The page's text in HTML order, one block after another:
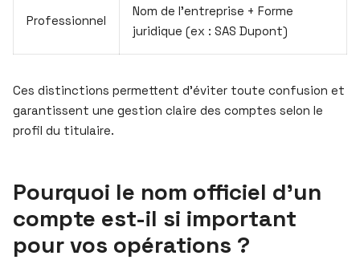
Professionnel
Nom de l’entreprise + Forme
juridique (ex : SAS Dupont)
Ces distinctions permettent d’éviter toute confusion et
garantissent une gestion claire des comptes selon le
profil du titulaire.
Pourquoi le nom officiel d’un
compte est-il si important
pour vos opérations ?